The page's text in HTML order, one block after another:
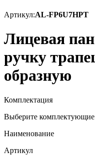
Артикул:AL-FP6U7HPT
Лицевая
ручку
образную
Комплектация
Выберите
Наименование
Артикул